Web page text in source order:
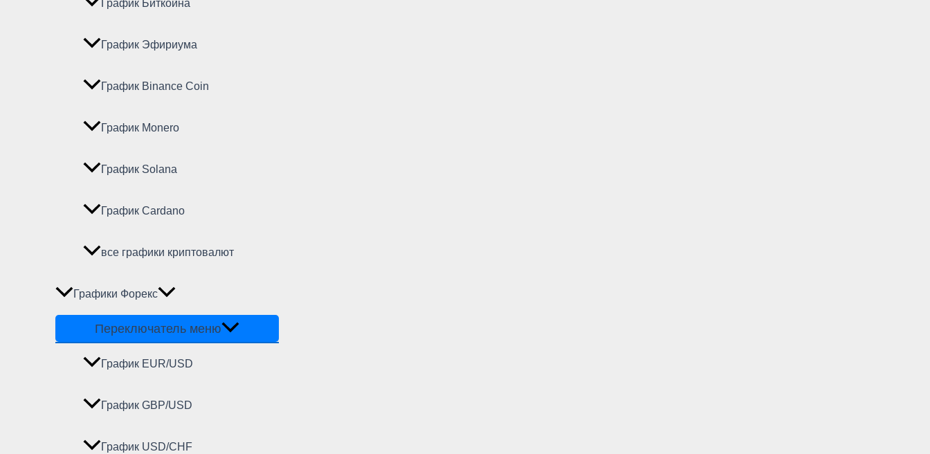
График Биткойна
График Эфириума
График Binance Coin
График Monero
График Solana
График Cardano
все графики криптовалют
Графики Форекс
Переключатель меню
График EUR/USD
График GBP/USD
График USD/CHF